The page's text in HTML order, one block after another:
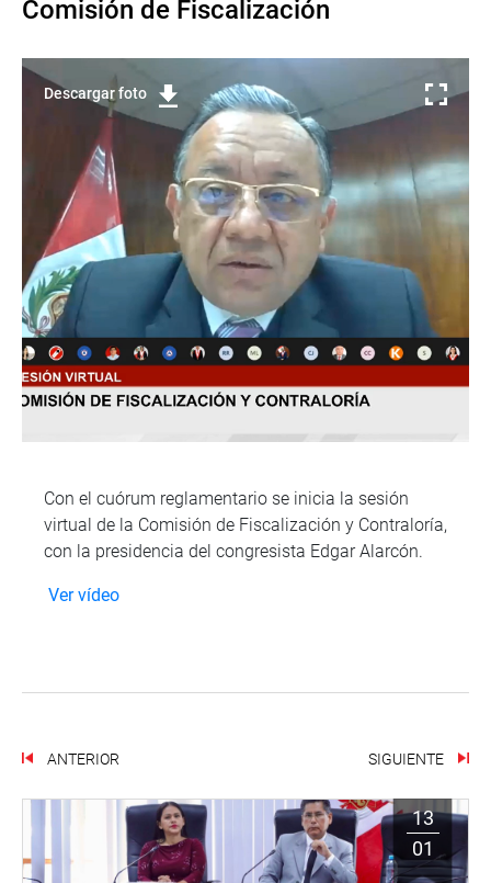
Comisión de Fiscalización
Descargar foto
Con el cuórum reglamentario se inicia la sesión
virtual de la Comisión de Fiscalización y Contraloría,
con la presidencia del congresista Edgar Alarcón.
Ver vídeo
ANTERIOR SIGUIENTE
13
01